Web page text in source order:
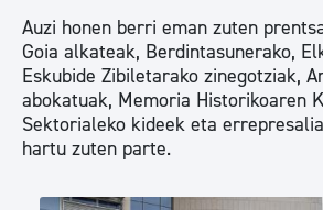
Auzi honen berri eman zuten
Goia alkateak, Berdintasunerako,
Eskubide Zibiletarako zinegotziak,
abokatuak, Memoria Historikoaren
Sektorialeko kideek eta
hartu zuten parte.